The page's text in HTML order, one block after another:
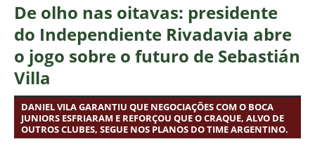
De olho nas oitavas: presidente
do Independiente Rivadavia abre
o jogo sobre o futuro de Sebastián
Villa
DANIEL VILA GARANTIU QUE NEGOCIAÇÕES COM O BOCA
JUNIORS ESFRIARAM E REFORÇOU QUE O CRAQUE, ALVO DE
OUTROS CLUBES, SEGUE NOS PLANOS DO TIME ARGENTINO.